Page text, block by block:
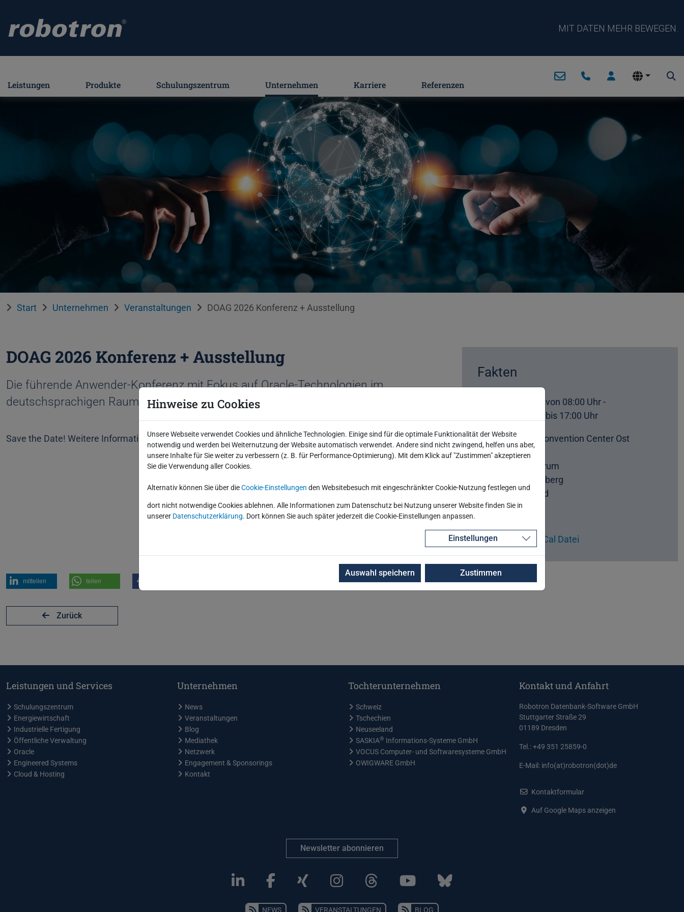
MIT DATEN MEHR BEWEGEN.
Leistungen Produkte Schulungszentrum Unternehmen Karriere Referenzen
Start Unternehmen Veranstaltungen DOAG 2026 Konferenz + Ausstellung
DOAG 2026 Konferenz + Ausstellung
Die führende Anwender-Konferenz mit Fokus auf Oracle-Technologien im
deutschsprachigen Raum.
Save the Date! Weitere Informationen folgen im Sommer 2026.
Fakten
17.11.2026 von 08:00 Uhr -
19.11.2026 bis 17:00 Uhr
Nürnberg Convention Center Ost
Messezentrum
90471 Nürnberg
Deutschland
Download iCal Datei
mitteilen teilen
Zurück
Leistungen und Services
Schulungszentrum
Energiewirtschaft
Industrielle Fertigung
Öffentliche Verwaltung
Oracle
Engineered Systems
Cloud & Hosting
Unternehmen
News
Veranstaltungen
Blog
Mediathek
Netzwerk
Engagement & Sponsorings
Kontakt
Tochterunternehmen
Schweiz
Tschechien
Neuseeland
SASKIA® Informations-Systeme GmbH
VOCUS Computer- und Softwaresysteme GmbH
OWIGWARE GmbH
Kontakt und Anfahrt
Robotron Datenbank-Software GmbH
Stuttgarter Straße 29
01189 Dresden
Tel.: +49 351 25859-0
E-Mail: info(at)robotron(dot)de
Kontaktformular
Auf Google Maps anzeigen
Newsletter abonnieren
NEWS VERANSTALTUNGEN BLOG
Hinweise zu Cookies
Unsere Webseite verwendet Cookies und ähnliche Technologien. Einige sind für die optimale Funktionalität der Website
notwendig und werden bei Weiternutzung der Website automatisch verwendet. Andere sind nicht zwingend, helfen uns aber,
unsere Inhalte für Sie weiter zu verbessern (z. B. für Performance-Optimierung). Mit dem Klick auf "Zustimmen" akzeptieren
Sie die Verwendung aller Cookies.
Alternativ können Sie über dieCookie-Einstellungen den Websitebesuch mit eingeschränkter Cookie-Nutzung festlegen und
dort nicht notwendige Cookies ablehnen. Alle Informationen zum Datenschutz bei Nutzung unserer Website finden Sie in
unserer Datenschutzerklärung. Dort können Sie auch später jederzeit die Cookie-Einstellungen anpassen.
Einstellungen
Auswahl speichern Zustimmen